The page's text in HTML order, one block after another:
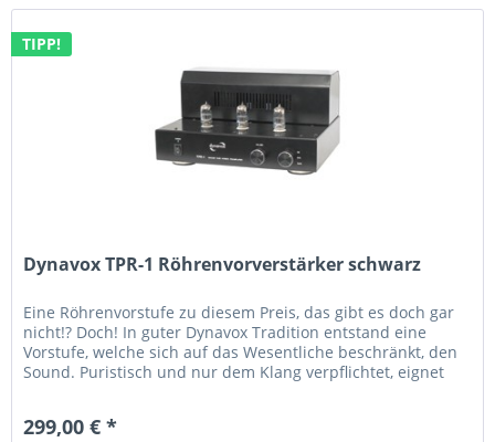
TIPP!
Dynavox TPR-1 Röhrenvorverstärker schwarz
Eine Röhrenvorstufe zu diesem Preis, das gibt es doch gar
nicht!? Doch! In guter Dynavox Tradition entstand eine
Vorstufe, welche sich auf das Wesentliche beschränkt, den
Sound. Puristisch und nur dem Klang verpflichtet, eignet
299,00 € *